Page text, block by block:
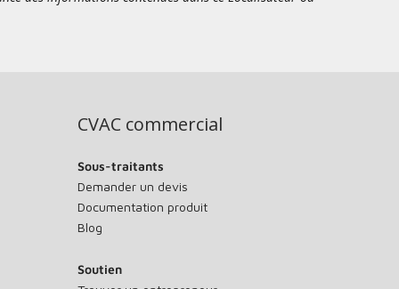
CVAC commercial
Sous-traitants
Demander un devis
Documentation produit
Blog
Soutien